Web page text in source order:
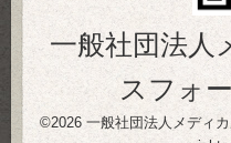
一般社団法人
スフォ
©2026 一般社団法人メディ